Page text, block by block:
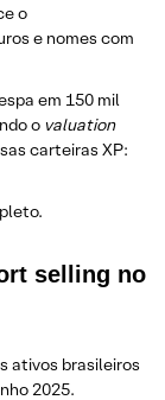
o
e nomes com
em 150 mil
o valuation
carteiras XP:
selling no
ativos brasileiros
2025.